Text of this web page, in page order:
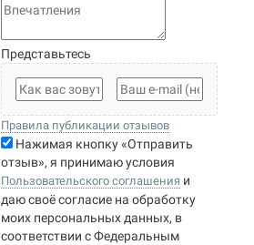
Представьтесь
Правила публикации отзывов
Нажимая кнопку «Отправить
отзыв», я принимаю условия
Пользовательского соглашения и
даю своё согласие на обработку
моих персональных данных, в
соответствии с Федеральным